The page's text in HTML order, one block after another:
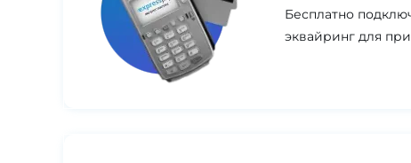
Бесплатно
эквайринг для